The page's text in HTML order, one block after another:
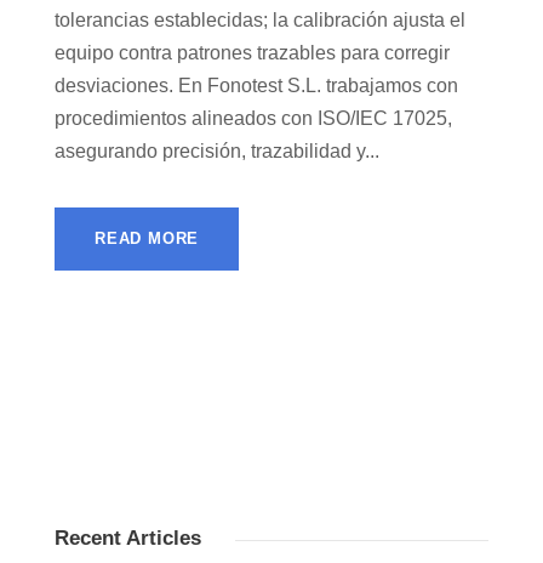
tolerancias establecidas; la calibración ajusta el
equipo contra patrones trazables para corregir
desviaciones. En Fonotest S.L. trabajamos con
procedimientos alineados con ISO/IEC 17025,
asegurando precisión, trazabilidad y...
READ MORE
Recent Articles